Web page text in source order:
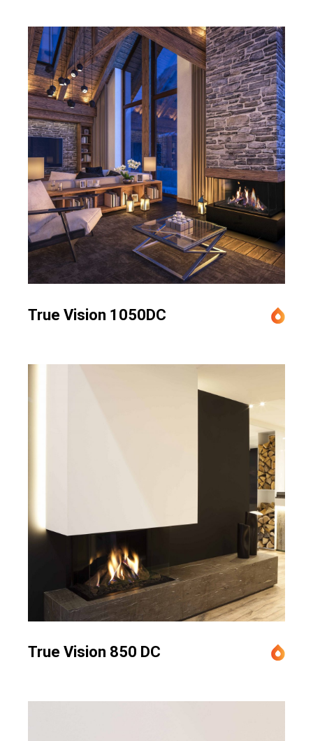
True Vision 1050DC
True Vision 850 DC